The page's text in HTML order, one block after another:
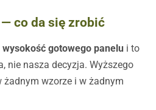
co da się zrobić
gotowego panelu i to
nie nasza decyzja. Wyższego
wzorze i w żadnym